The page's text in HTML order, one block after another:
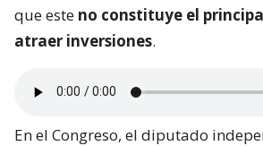
que este no constituye el
atraer inversiones.
En el Congreso, el diputado